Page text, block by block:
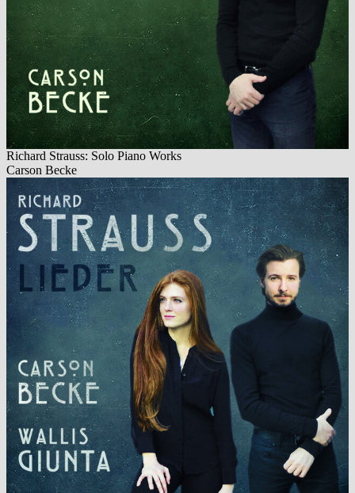
Richard Strauss: Solo Piano Works
Carson Becke